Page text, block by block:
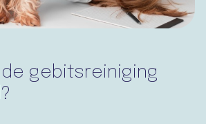
gebitsreiniging